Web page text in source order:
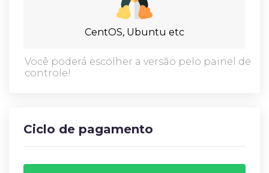
CentOS, Ubuntu etc
Você poderá escolher a versão pelo painel de
controle!
Ciclo de pagamento